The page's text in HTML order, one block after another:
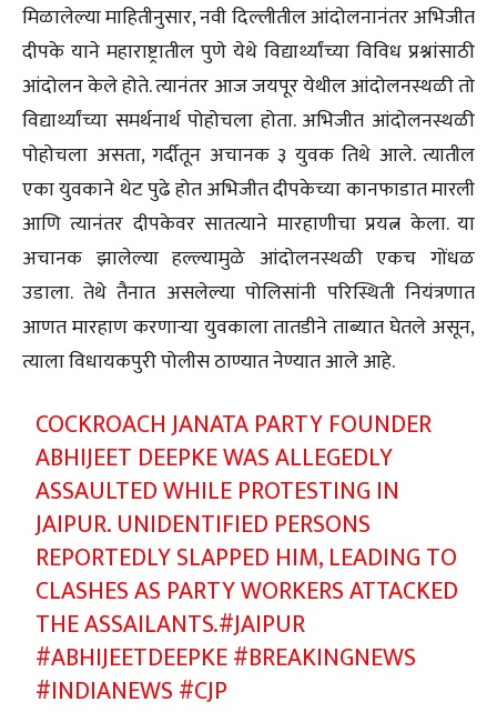
मिळालेल्या माहितीनुसार, नवी दिल्लीतील आंदोलनानंतर अभिजीत
दीपके याने महाराष्ट्रातील पुणे येथे विद्यार्थ्यांच्या विविध प्रश्नांसाठी
आंदोलन केले होते. त्यानंतर आज जयपूर येथील आंदोलनस्थळी तो
विद्यार्थ्यांच्या समर्थनार्थ पोहोचला होता. अभिजीत आंदोलनस्थळी
पोहोचला असता, गर्दीतून अचानक ३ युवक तिथे आले. त्यातील
एका युवकाने थेट पुढे होत अभिजीत दीपकेच्या कानफाडात मारली
आणि त्यानंतर दीपकेवर सातत्याने मारहाणीचा प्रयत्न केला. या
अचानक झालेल्या हल्ल्यामुळे आंदोलनस्थळी एकच गोंधळ
उडाला. तेथे तैनात असलेल्या पोलिसांनी परिस्थिती नियंत्रणात
आणत मारहाण करणाऱ्या युवकाला तातडीने ताब्यात घेतले असून,
त्याला विधायकपुरी पोलीस ठाण्यात नेण्यात आले आहे.
COCKROACH JANATA PARTY FOUNDER
ABHIJEET DEEPKE WAS ALLEGEDLY
ASSAULTED WHILE PROTESTING IN
JAIPUR. UNIDENTIFIED PERSONS
REPORTEDLY SLAPPED HIM, LEADING TO
CLASHES AS PARTY WORKERS ATTACKED
THE ASSAILANTS.#JAIPUR
#ABHIJEETDEEPKE#BREAKINGNEWS
#INDIANEWS#CJP